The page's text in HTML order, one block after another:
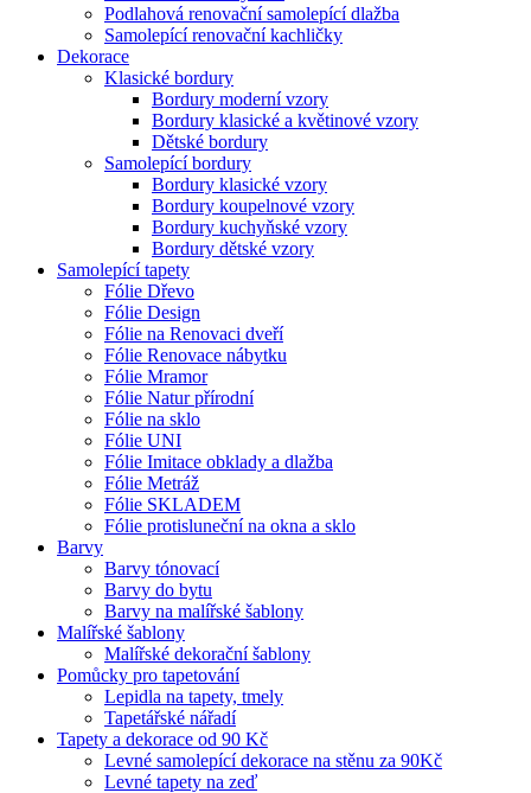
Podlahová renovační samolepící dlažba
Samolepící renovační kachličky
Dekorace
Klasické bordury
Bordury moderní vzory
Bordury klasické a květinové vzory
Dětské bordury
Samolepící bordury
Bordury klasické vzory
Bordury koupelnové vzory
Bordury kuchyňské vzory
Bordury dětské vzory
Samolepící tapety
Fólie Dřevo
Fólie Design
Fólie na Renovaci dveří
Fólie Renovace nábytku
Fólie Mramor
Fólie Natur přírodní
Fólie na sklo
Fólie UNI
Fólie Imitace obklady a dlažba
Fólie Metráž
Fólie SKLADEM
Fólie protisluneční na okna a sklo
Barvy
Barvy tónovací
Barvy do bytu
Barvy na malířské šablony
Malířské šablony
Malířské dekorační šablony
Pomůcky pro tapetování
Lepidla na tapety, tmely
Tapetářské nářadí
Tapety a dekorace od 90 Kč
Levné samolepící dekorace na stěnu za 90Kč
Levné tapety na zeď